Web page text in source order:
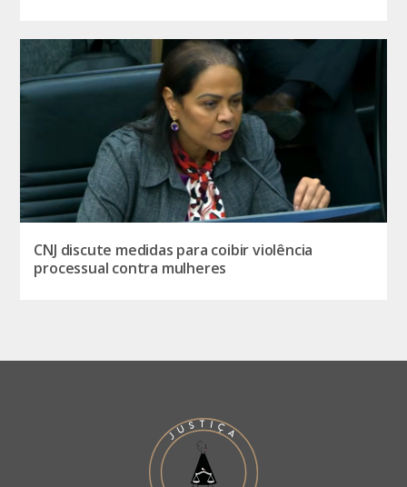
CNJ discute medidas para coibir violência
processual contra mulheres